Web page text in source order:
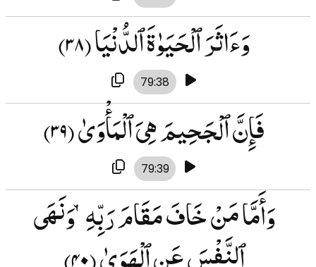
وَءَاثَرَ ٱلْحَيَوٰةَ ٱلدُّنْيَا(۳۸)
79:38
فَإِنَّ ٱلْجَحِيمَ هِىَ ٱلْمَأْوَىٰ(۳۹)
79:39
وَأَمَّا مَنْ خَافَ مَقَامَ رَبِّهِۦ وَنَهَى
ٱلنَّفْسَ عَنِ ٱلْهَوَىٰ(۴۰)